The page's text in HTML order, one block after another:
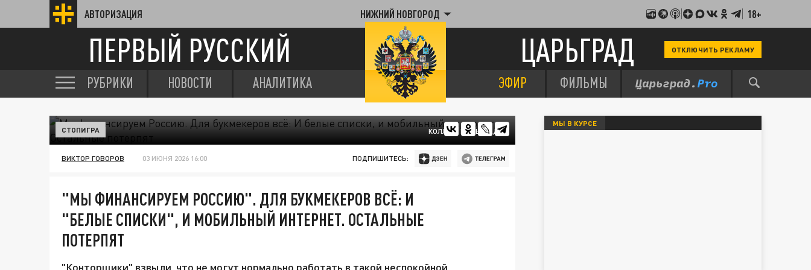
АВТОРИЗАЦИЯ НИЖНИЙ НОВГОРОД 18+
ПЕРВЫЙ РУССКИЙ ЦАРЬГРАД ОТКЛЮЧИТЬ РЕКЛАМУ
РУБРИКИ НОВОСТИ АНАЛИТИКА ЭФИР ФИЛЬМЫ
КОЛЛАЖ ЦАРЬГРАДА
СТОПИГРА
ВИКТОР ГОВОРОВ 03 ИЮНЯ 2026 16:00 ПОДПИШИТЕСЬ:
"МЫ ФИНАНСИРУЕМ РОССИЮ". ДЛЯ БУКМЕКЕРОВ ВСЁ: И
"БЕЛЫЕ СПИСКИ", И МОБИЛЬНЫЙ ИНТЕРНЕТ. ОСТАЛЬНЫЕ
ПОТЕРПЯТ
"Конторщики" взвыли, что не могут нормально работать в такой неспокойной
МЫ В КУРСЕ